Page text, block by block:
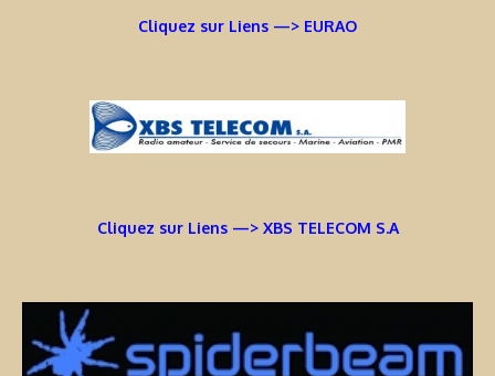
Cliquez sur Liens —> EURAO
Cliquez sur Liens —> XBS TELECOM S.A